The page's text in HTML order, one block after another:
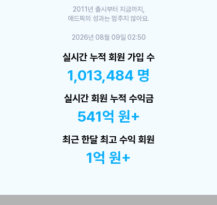
2011년 출시부터 지금까지,
애드픽의 성과는 멈추지 않아요.
2026년 08월 09일 02:50
실시간 누적 회원 가입 수
1,013,484 명
실시간 회원 누적 수익금
541억 원+
최근 한달 최고 수익 회원
1억 원+